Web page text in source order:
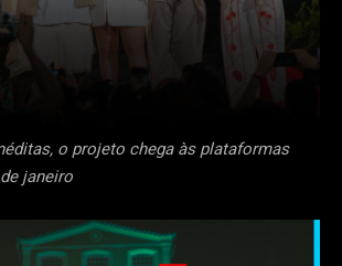
o projeto chega às plataformas
janeiro